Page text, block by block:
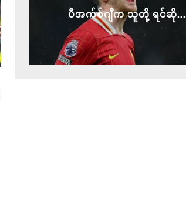
ပီအက်စ်ဂျီက သူတို့ ရင်ဆို...